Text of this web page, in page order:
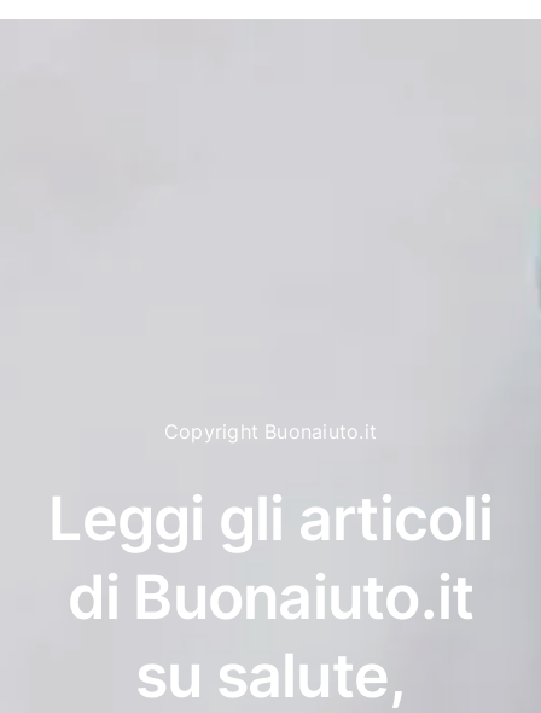
Copyright Buonaiuto.it
Leggi gli articoli
di Buonaiuto.it
su salute,